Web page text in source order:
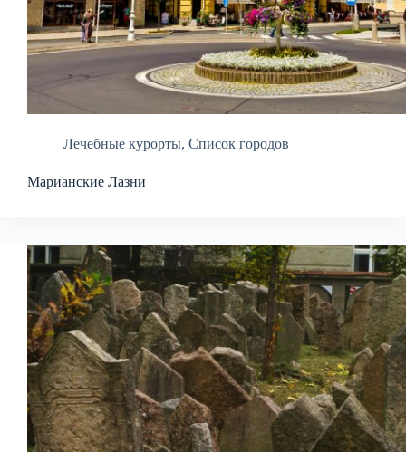
Лечебные курорты, Список городов
Марианские Лазни